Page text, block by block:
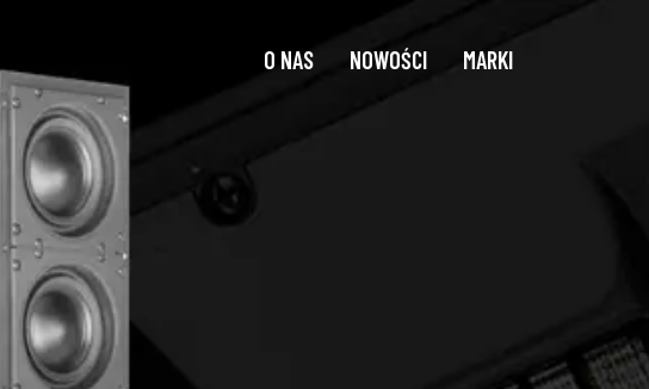
O NAS NOWOŚCI MARKI